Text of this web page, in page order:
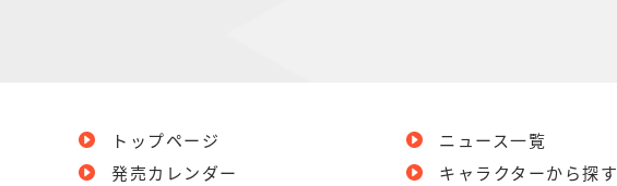
トップページ
発売カレンダー
ニュース一覧
キャラクターから探す